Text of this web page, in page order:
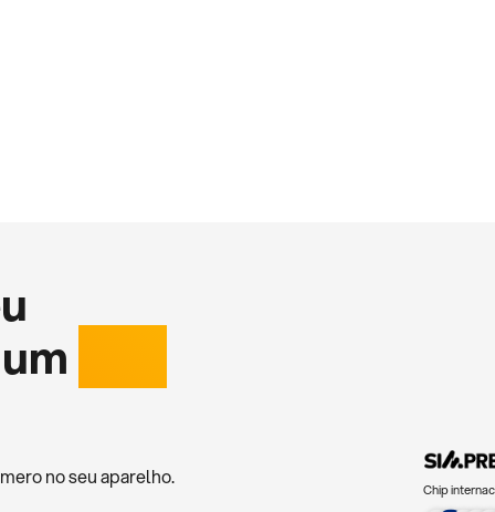
no seu aparelho.
Chip